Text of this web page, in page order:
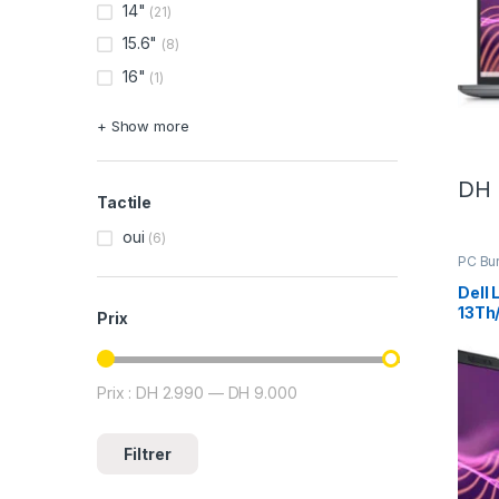
DH
PC
Dell
14" (21)
15.6" (8)
16" (1)
+ Show more
Tactile
oui (6)
Prix
Prix min
Prix max
Filtrer
Prix : DH 2.990 — DH 9.000